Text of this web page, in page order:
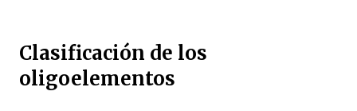
Clasificación de los
oligoelementos